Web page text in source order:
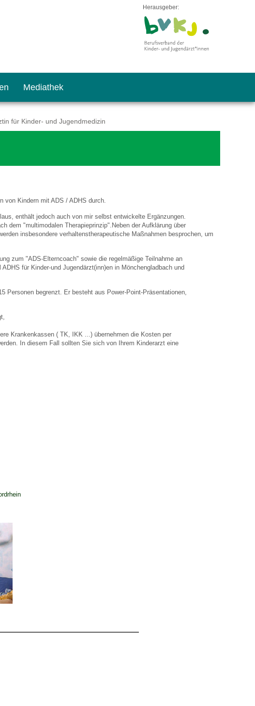
Herausgeber:
Mediathek
für Kinder- und Jugendmedizin
von Kindern mit ADS / ADHS durch.
enthält jedoch auch von mir selbst entwickelte Ergänzungen.
dem "multimodalen Therapieprinzip".Neben der Aufklärung über
insbesondere verhaltenstherapeutische Maßnahmen besprochen, um
zum "ADS-Elterncoach" sowie die regelmäßige Teilnahme an
für Kinder-und Jugendärzt(inn)en in Mönchengladbach und
Personen begrenzt. Er besteht aus Power-Point-Präsentationen,
Krankenkassen ( TK, IKK ...) übernehmen die Kosten per
In diesem Fall sollten Sie sich von Ihrem Kinderarzt eine
Uhr